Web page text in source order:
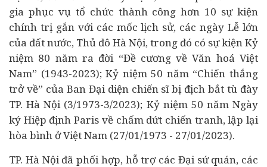
gia phục vụ tổ chức thành công hơn 10 sự kiện
chính trị gắn với các mốc lịch sử, các ngày Lễ lớn
của đất nước, Thủ đô Hà Nội, trong đó có sự kiện Kỷ
niệm 80 năm ra đời “Đề cương về Văn hoá Việt
Nam” (1943-2023); Kỷ niệm 50 năm “Chiến thắng
trở về” của Ban Đại diện chiến sĩ bị địch bắt tù đày
TP. Hà Nội (3/1973-3/2023); Kỷ niệm 50 năm Ngày
ký Hiệp định Paris về chấm dứt chiến tranh, lập lại
hòa bình ở Việt Nam (27/01/1973 - 27/01/2023).
TP. Hà Nội đã phối hợp, hỗ trợ các Đại sứ quán, các